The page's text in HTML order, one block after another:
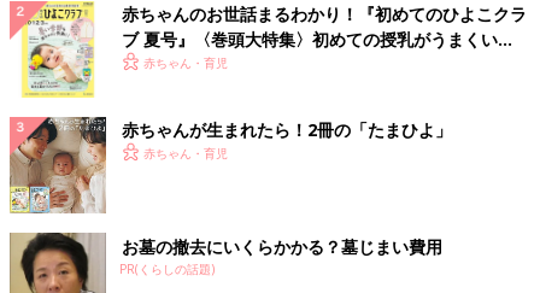
赤ちゃんのお世話まるわかり！『初めてのひよこクラ
ブ 夏号』〈巻頭大特集〉初めての授乳がうまくい
く！ おっぱい・ミルクの基本と夏のトラブル 解決テ
赤ちゃん・育児
赤ちゃんが生まれたら！2冊の「たまひよ」
赤ちゃん・育児
お墓の撤去にいくらかかる？墓じまい費用
PR(くらしの話題)